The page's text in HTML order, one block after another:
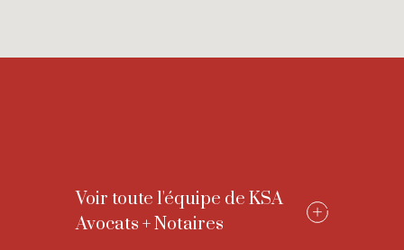
Voir toute l'équipe de KSA
Avocats + Notaires